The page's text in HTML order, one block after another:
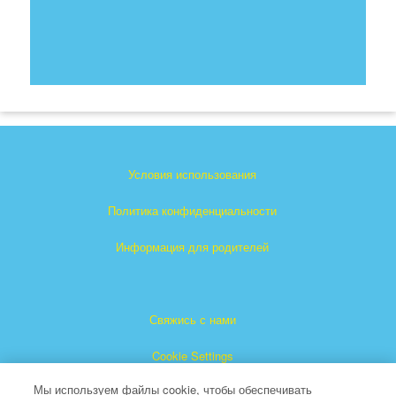
Условия использования
Политика конфиденциальности
Информация для родителей
Свяжись с нами
Cookie Settings
Мы используем файлы cookie, чтобы обеспечивать